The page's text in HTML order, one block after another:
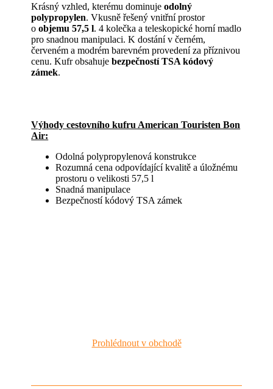
Krásný vzhled, kterému dominujeodolný
polypropylen. Vkusně řešený vnitřní prostor
oobjemu 57,5 l. 4 kolečka a teleskopické horní madlo
pro snadnou manipulaci. K dostání v černém,
červeném a modrém barevném provedení za příznivou
cenu. Kufr obsahujebezpečností TSA kódový
zámek.
Výhody cestovního kufru American Touristen Bon
Air:
Odolná polypropylenová konstrukce
Rozumná cena odpovídající kvalitě a úložnému
prostoru o velikosti 57,5 l
Snadná manipulace
Bezpečností kódový TSA zámek
Prohlédnout v obchodě